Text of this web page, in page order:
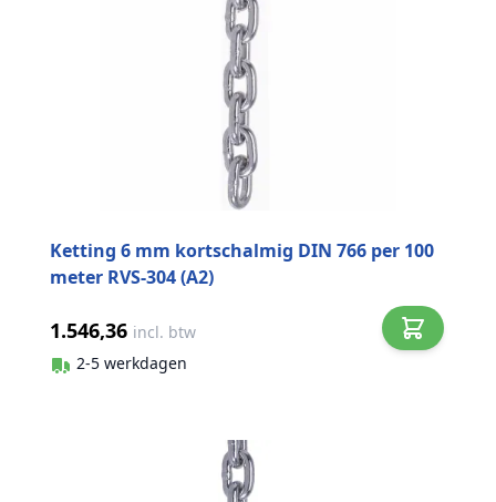
Ketting 6 mm kortschalmig DIN 766 per 100
meter RVS-304 (A2)
1.546,36 incl. btw
2-5 werkdagen